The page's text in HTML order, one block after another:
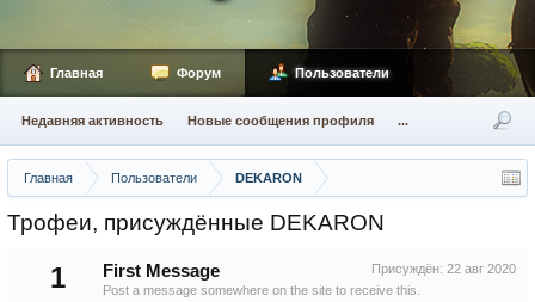
Главная Пользователи DEKARON
Трофеи, присуждённые DEKARON
1 Присуждён: 22 авг 2020
First Message
Post a message somewhere on the site to receive this.
Главная Форум Пользователи
Недавняя активность Новые сообщения профиля ...